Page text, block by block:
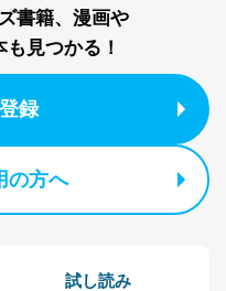
書籍、漫画や
見つかる！
録
の方へ
試し読み